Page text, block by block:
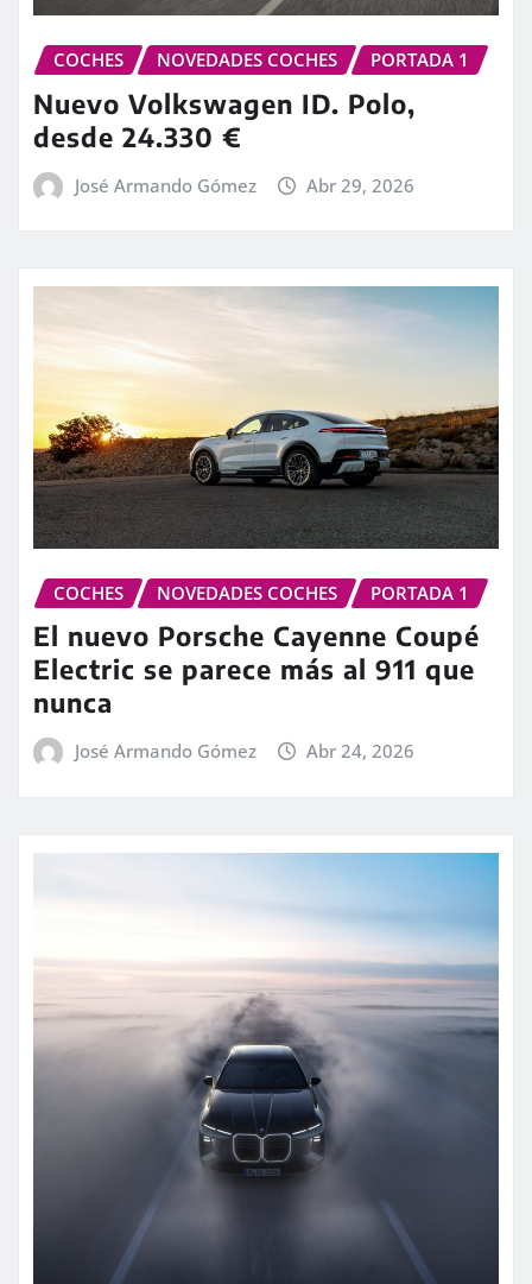
COCHES NOVEDADES COCHES PORTADA 1
Nuevo Volkswagen ID. Polo,
desde 24.330 €
José Armando Gómez Abr 29, 2026
COCHES NOVEDADES COCHES PORTADA 1
El nuevo Porsche Cayenne Coupé
Electric se parece más al 911 que
nunca
José Armando Gómez Abr 24, 2026